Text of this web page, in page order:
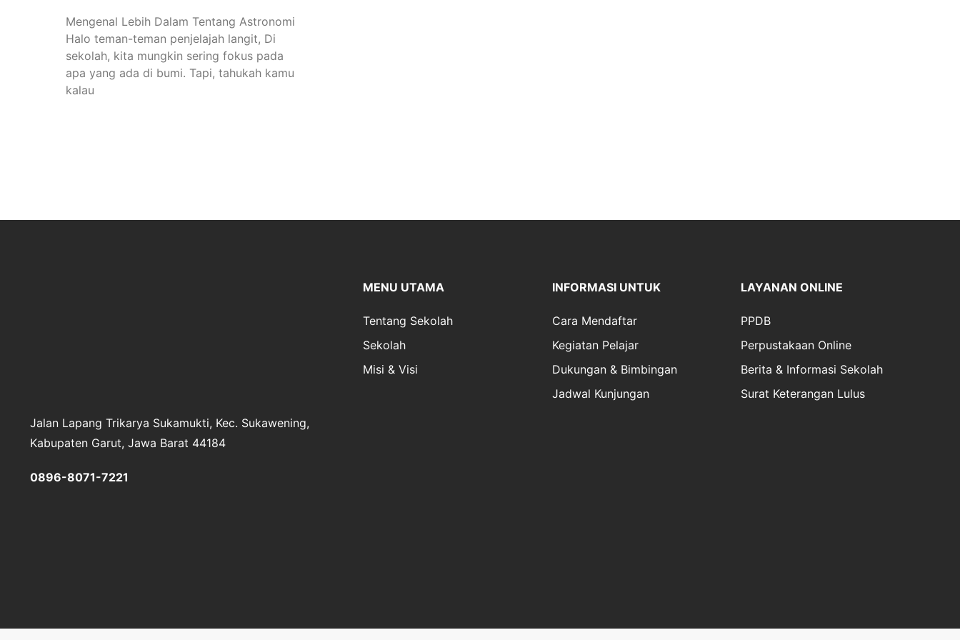
Mengenal Lebih Dalam Tentang Astronomi
Halo teman-teman penjelajah langit, Di
sekolah, kita mungkin sering fokus pada
apa yang ada di bumi. Tapi, tahukah kamu
kalau
Jalan Lapang Trikarya Sukamukti, Kec. Sukawening,
Kabupaten Garut, Jawa Barat 44184
0896-8071-7221
MENU UTAMA
Tentang Sekolah
Sekolah
Misi & Visi
INFORMASI UNTUK
Cara Mendaftar
Kegiatan Pelajar
Dukungan & Bimbingan
Jadwal Kunjungan
LAYANAN ONLINE
PPDB
Perpustakaan Online
Berita & Informasi Sekolah
Surat Keterangan Lulus